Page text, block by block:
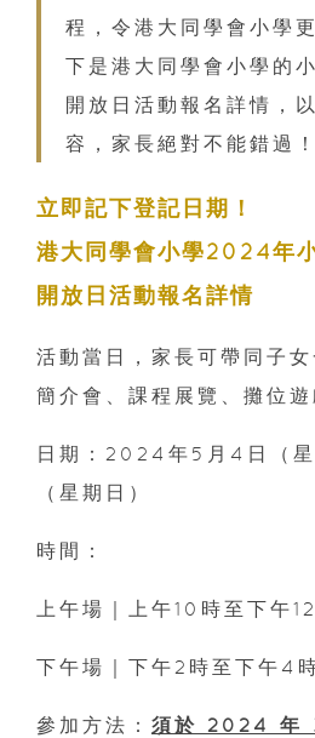
程，令港大同學會小學
下是港大同學會小學的
開放日活動報名詳情，
容，家長絕對不能錯過！
立即記下登記日期！
港大同學會小學2024年
開放日活動報名詳情
活動當日，家長可帶同子
簡介會、課程展覽、攤位遊
日期：2024年5月4日（
（星期日）
時間：
上午場｜上午10時至下午
下午場｜下午2時至下午4
參加方法： 須於 2024 年